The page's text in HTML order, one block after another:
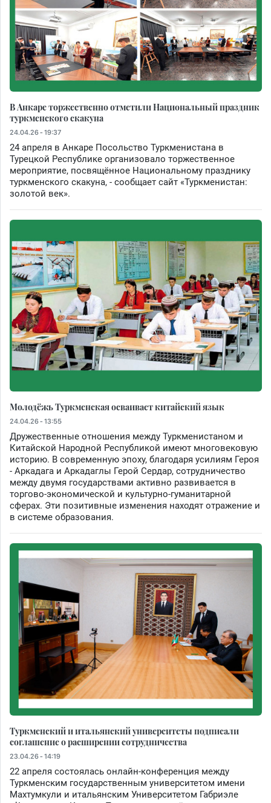
В Анкаре торжественно отметили Национальный праздник
туркменского скакуна
24.04.26 - 19:37
24 апреля в Анкаре Посольство Туркменистана в
Турецкой Республике организовало торжественное
мероприятие, посвящённое Национальному празднику
туркменского скакуна, - сообщает сайт «Туркменистан:
золотой век».
Молодёжь Туркменская осваивает китайский язык
24.04.26 - 13:55
Дружественные отношения между Туркменистаном и
Китайской Народной Республикой имеют многовековую
историю. В современную эпоху, благодаря усилиям Героя
- Аркадага и Аркадаглы Герой Сердар, сотрудничество
между двумя государствами активно развивается в
торгово-экономической и культурно-гуманитарной
сферах. Эти позитивные изменения находят отражение и
в системе образования.
Туркменский и итальянский университеты подписали
соглашение о расширении сотрудничества
23.04.26 - 14:19
22 апреля состоялась онлайн-конференция между
Туркменским государственным университетом имени
Махтумкули и итальянским Университетом Габриэле